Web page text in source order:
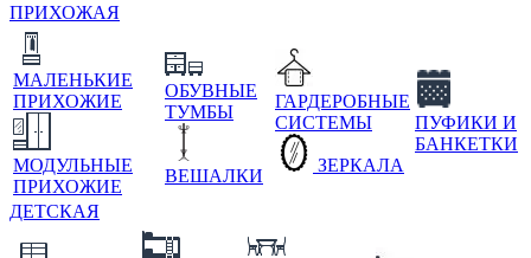
ПРИХОЖАЯ
МАЛЕНЬКИЕ
ПРИХОЖИЕ
МОДУЛЬНЫЕ
ПРИХОЖИЕ
ОБУВНЫЕ
ТУМБЫ
ВЕШАЛКИ
ГАРДЕРОБНЫЕ
СИСТЕМЫ
ЗЕРКАЛА
ПУФИКИ И
БАНКЕТКИ
ДЕТСКАЯ